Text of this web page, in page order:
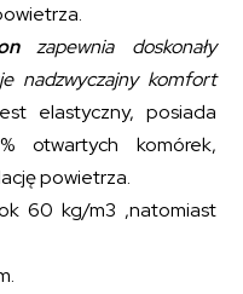
zapewnia doskonały
nadzwyczajny komfort
elastyczny, posiada
otwartych komórek,
powietrza.
60 kg/m3 ,natomiast